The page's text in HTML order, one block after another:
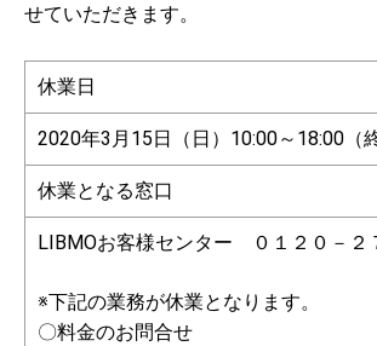
せていただきます。
休業日
2020年3月15日（日）10:00～18:00（
休業となる窓口
LIBMOお客様センター ０１２０－２
※下記の業務が休業となります。
〇料金のお問合せ